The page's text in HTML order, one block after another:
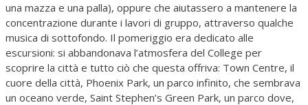
una mazza e una palla), oppure che aiutassero a mantenere la
concentrazione durante i lavori di gruppo, attraverso qualche
musica di sottofondo. Il pomeriggio era dedicato alle
escursioni: si abbandonava l’atmosfera del College per
scoprire la città e tutto ciò che questa offriva: Town Centre, il
cuore della città, Phoenix Park, un parco infinito, che sembrava
un oceano verde, Saint Stephen’s Green Park, un parco dove,